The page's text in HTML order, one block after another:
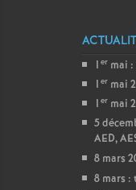
1 er mai
1 er mai
1 er mai
5
AED,
8 mars
8 mars